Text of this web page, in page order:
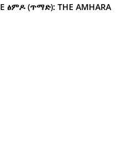
ፅምዶ (ጥማድ): THE AMHARA